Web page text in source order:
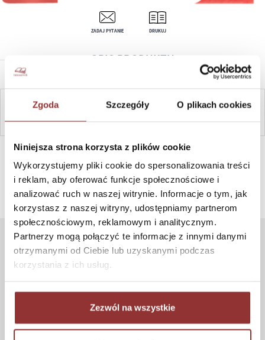
Zgoda Szczegóły O plikach cookies
Niniejsza strona korzysta z plików cookie
Wykorzystujemy pliki cookie do spersonalizowania treści
i reklam, aby oferować funkcje społecznościowe i
analizować ruch w naszej witrynie. Informacje o tym, jak
korzystasz z naszej witryny, udostępniamy partnerom
społecznościowym, reklamowym i analitycznym.
Partnerzy mogą połączyć te informacje z innymi danymi
otrzymanymi od Ciebie lub uzyskanymi podczas
korzystania z ich usług.
Zezwól na wszystkie
ZADAJ PYTANIE DRUKUJ
OPIS PRODUKTU
ZAPYTAJ
SZYBKI KONTAKT PN-PT, 8-16, +48 698 291 992, +48 608
ZAKUPY
Czas realizacji zamówienia
Formy płatności